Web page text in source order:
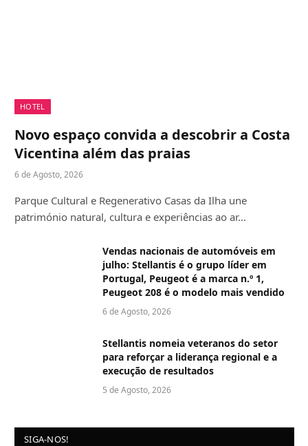
HOTEL
Novo espaço convida a descobrir a Costa
Vicentina além das praias
6 de Agosto, 2026
Parque Cultural e Regenerativo Casas da Ilha une
património natural, cultura e experiências ao ar…
Vendas nacionais de automóveis em
julho: Stellantis é o grupo líder em
Portugal, Peugeot é a marca n.º 1,
Peugeot 208 é o modelo mais vendido
6 de Agosto, 2026
Stellantis nomeia veteranos do setor
para reforçar a liderança regional e a
execução de resultados
5 de Agosto, 2026
SIGA-NOS!